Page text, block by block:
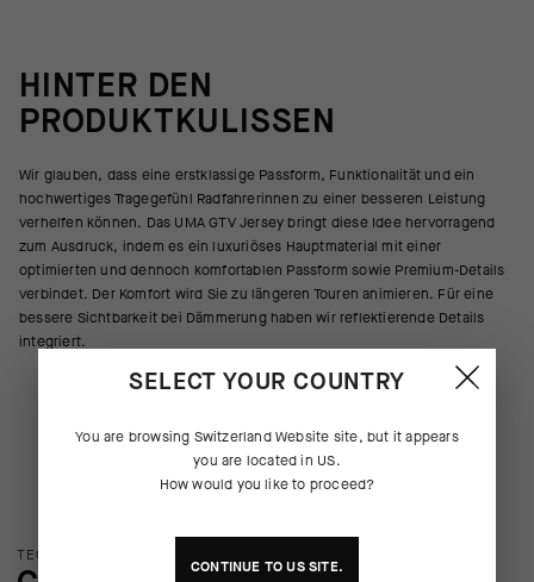
HINTER DEN
PRODUKTKULISSEN
Wir glauben, dass eine erstklassige Passform, Funktionalität und ein
hochwertiges Tragegefühl Radfahrerinnen zu einer besseren Leistung
verhelfen können. Das UMA GTV Jersey bringt diese Idee hervorragend
zum Ausdruck, indem es ein luxuriöses Hauptmaterial mit einer
optimierten und dennoch komfortablen Passform sowie Premium-Details
verbindet. Der Komfort wird Sie zu längeren Touren animieren. Für eine
bessere Sichtbarkeit bei Dämmerung haben wir reflektierende Details
integriert.
TECHNOLOGIE: ÜBERBLICK
SELECT YOUR COUNTRY
You are browsing Switzerland Website site, but it appears
you are located in US.
How would you like to proceed?
CONTINUE TOUSSITE.